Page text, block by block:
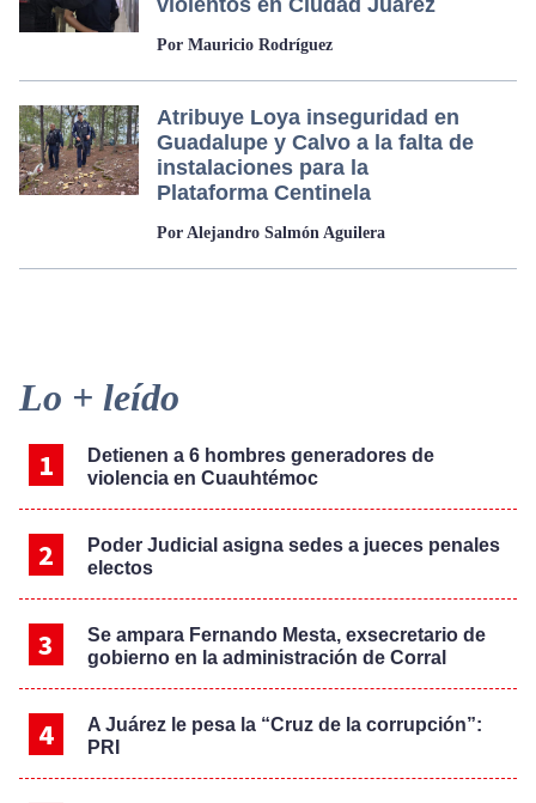
violentos en Ciudad Juárez
Por Mauricio Rodríguez
Atribuye Loya inseguridad en
Guadalupe y Calvo a la falta de
instalaciones para la
Plataforma Centinela
Por Alejandro Salmón Aguilera
Primary
Sidebar
Lo + leído
Detienen a 6 hombres generadores de
violencia en Cuauhtémoc
Poder Judicial asigna sedes a jueces penales
electos
Se ampara Fernando Mesta, exsecretario de
gobierno en la administración de Corral
A Juárez le pesa la “Cruz de la corrupción”:
PRI